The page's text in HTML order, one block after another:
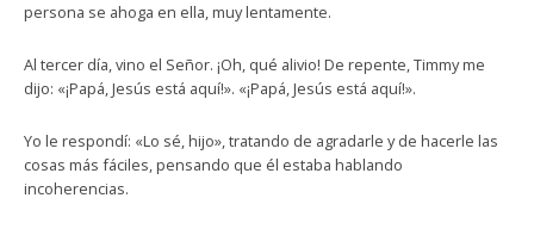
persona se ahoga en ella, muy lentamente.
Al tercer día, vino el Señor. ¡Oh, qué alivio! De repente, Timmy me
dijo: «¡Papá, Jesús está aquí!». «¡Papá, Jesús está aquí!».
Yo le respondí: «Lo sé, hijo», tratando de agradarle y de hacerle las
cosas más fáciles, pensando que él estaba hablando
incoherencias.